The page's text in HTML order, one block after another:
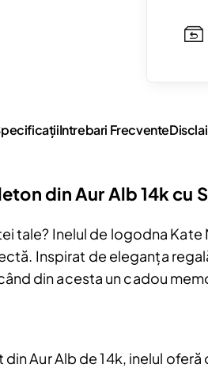
Intrebari Frecvente
din Aur Alb 14k cu
tale? Inelul de logodna Kate
Inspirat de eleganța
din acesta un cadou
din Aur Alb de 14k, inelul